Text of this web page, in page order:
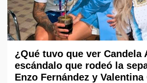
¿Qué tuvo que ver Candela
escándalo que rodeó la
Enzo Fernández y Valentina